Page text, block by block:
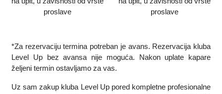
proslave
proslave
*Za rezervaciju termina potreban je avans. Rezervacija kluba
Level Up bez avansa nije moguća. Nakon uplate kapare
željeni termin ostavljamo za vas.
Uz sam zakup kluba Level Up pored kompletne profesionalne